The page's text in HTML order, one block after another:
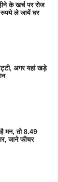
के खर्च पर रोज
ले जायें घर
अगर यहां खड़े
मन, तो 8.49
जाने फीचर